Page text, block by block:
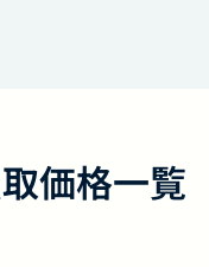
価格一覧